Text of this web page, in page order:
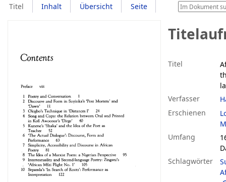
Titel Inhalt Übersicht Seite
Titel
Verfasser
Erschienen
Umfang
Schlagwörter